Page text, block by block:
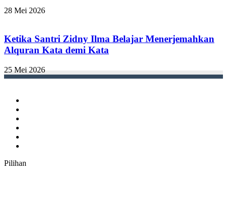
28 Mei 2026
Ketika Santri Zidny Ilma Belajar Menerjemahkan
Alquran Kata demi Kata
25 Mei 2026
Pilihan